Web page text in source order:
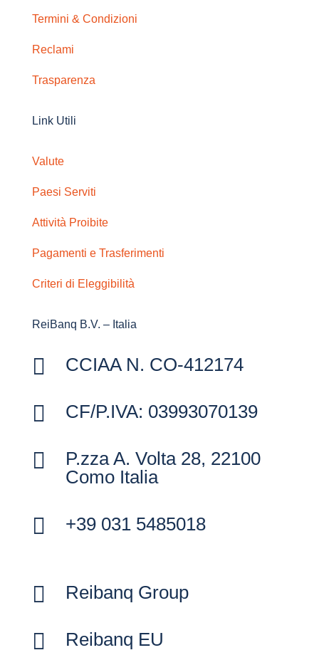
Termini & Condizioni
Reclami
Trasparenza
Link Utili
Valute
Paesi Serviti
Attività Proibite
Pagamenti e Trasferimenti
Criteri di Eleggibilità
ReiBanq B.V. – Italia
 CCIAA N. CO-412174
 CF/P.IVA: 03993070139

P.zza A. Volta 28, 22100
Como Italia
 +39 031 5485018
 Reibanq Group
 Reibanq EU